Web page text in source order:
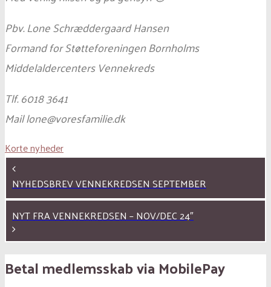
Pbv. Lone Schræddergaard Hansen
Formand for Støtteforeningen Bornholms
Middelaldercenters Vennekreds
Tlf. 6018 3641
Mail lone@voresfamilie.dk
Korte nyheder
NYHEDSBREV VENNEKREDSEN SEPTEMBER
NYT FRA VENNEKREDSEN – NOV/DEC 24″
Betal medlemsskab via MobilePay